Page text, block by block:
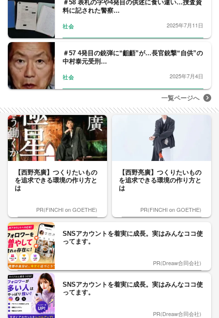
＃58 表札の字や4発目の供述に食い違い…捜査資
料に記された警察…
社会 2025年7月11日
＃57 4発目の銃弾に“齟齬”が…長官銃撃“自供”の
中村泰元受刑…
社会 2025年7月4日
一覧ページへ
【西野亮廣】つくりたいもの
を追求できる環境の作り方と
は
PR(FINCHI on GOETHE)
【西野亮廣】つくりたいもの
を追求できる環境の作り方と
は
PR(FINCHI on GOETHE)
SNSアカウントを着実に成長。実はみんなココ使
ってます。
PR(Dreaw合同会社)
SNSアカウントを着実に成長。実はみんなココ使
ってます。
PR(Dreaw合同会社)